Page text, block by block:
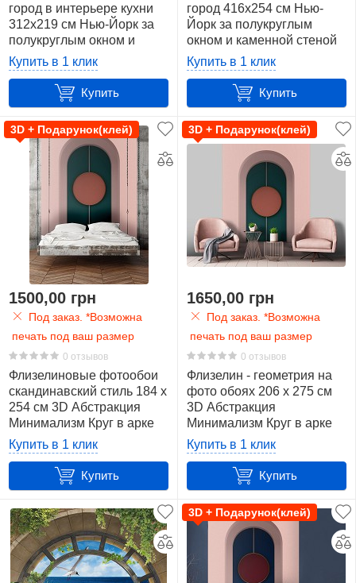
город в интерьере кухни
312x219 см Нью-Йорк за
полукруглым окном и
каменной стеной+клей
Купить в 1 клик
Купить
город 416x254 см Нью-
Йорк за полукруглым
окном и каменной стеной
(2397VEXXXL)+клей
Купить в 1 клик
Купить
3D + Подарунок(клей)
1500,00 грн
Под заказ. *Возможна
печать под ваш размер
0 отзывов
Флизелиновые фотообои
скандинавский стиль 184 x
254 см 3D Абстракция
Минимализм Круг в арке
(13746V4A)+клей
Купить в 1 клик
Купить
3D + Подарунок(клей)
1650,00 грн
Под заказ. *Возможна
печать под ваш размер
0 отзывов
Флизелин - геометрия на
фото обоях 206 x 275 см
3D Абстракция
Минимализм Круг в арке
(13746VEA)+клей
Купить в 1 клик
Купить
3D + Подарунок(клей)